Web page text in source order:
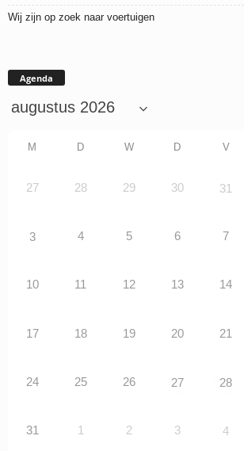
Wij zijn op zoek naar voertuigen
Agenda
M D W D V
27 28 29 30 31
3 4 5 6 7
10 11 12 13 14
17 18 19 20 21
24 25 26 27 28
31 1 2 3 4